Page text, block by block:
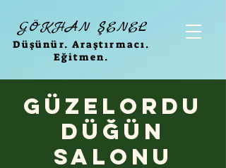
GÖKHAN ŞENEL
Düşünür. Araştırmacı.
Eğitmen.
GÜZELORDU
DÜĞÜN
SALONU